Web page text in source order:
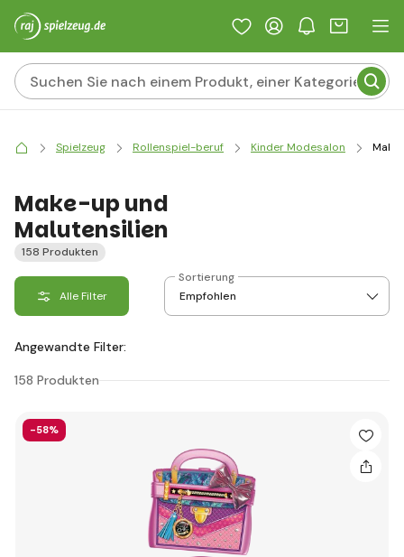
Spielzeug Rollenspiel-beruf Kinder Modesalon
Make-up und
Malutensilien
158 Produkten
Alle Filter
Sortierung
Angewandte Filter:
158 Produkten
-58%